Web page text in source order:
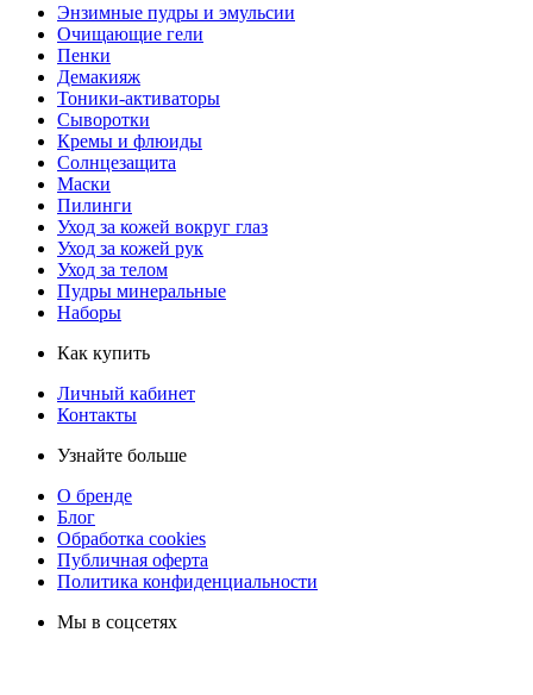
Энзимные пудры и эмульсии
Очищающие гели
Пенки
Демакияж
Тоники-активаторы
Сыворотки
Кремы и флюиды
Солнцезащита
Маски
Пилинги
Уход за кожей вокруг глаз
Уход за кожей рук
Уход за телом
Пудры минеральные
Наборы
Как купить
Личный кабинет
Контакты
Узнайте больше
О бренде
Блог
Обработка cookies
Публичная оферта
Политика конфиденциальности
Мы в соцсетях